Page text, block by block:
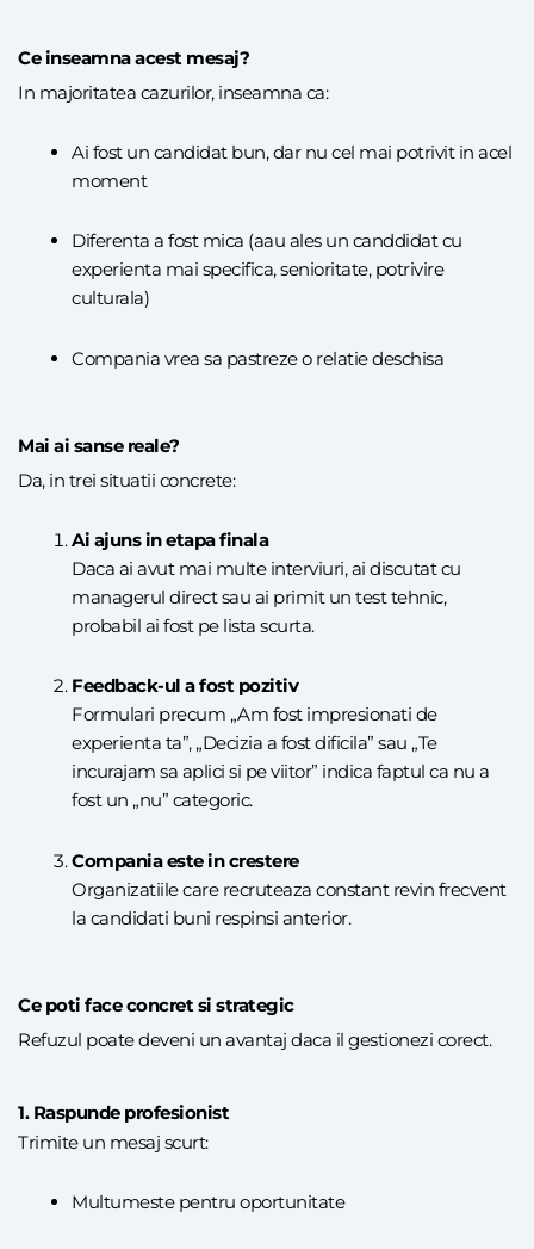
Ce inseamna acest mesaj?
In majoritatea cazurilor, inseamna ca:
Ai fost un candidat bun, dar nu cel mai potrivit in acel
moment
Diferenta a fost mica (aau ales un canddidat cu
experienta mai specifica, senioritate, potrivire
culturala)
Compania vrea sa pastreze o relatie deschisa
Mai ai sanse reale?
Da, in trei situatii concrete:
Ai ajuns in etapa finala
Daca ai avut mai multe interviuri, ai discutat cu
managerul direct sau ai primit un test tehnic,
probabil ai fost pe lista scurta.
Feedback-ul a fost pozitiv
Formulari precum „Am fost impresionati de
experienta ta”, „Decizia a fost dificila” sau „Te
incurajam sa aplici si pe viitor” indica faptul ca nu a
fost un „nu” categoric.
Compania este in crestere
Organizatiile care recruteaza constant revin frecvent
la candidati buni respinsi anterior.
Ce poti face concret si strategic
Refuzul poate deveni un avantaj daca il gestionezi corect.
1. Raspunde profesionist
Trimite un mesaj scurt:
Multumeste pentru oportunitate